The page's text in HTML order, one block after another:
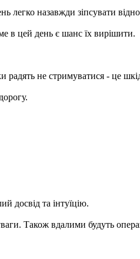
легко назавжди зіпсувати
в цей день є шанс їх вирішити.
радять не стримуватися - це
досвід та інтуїцію.
Також вдалими будуть